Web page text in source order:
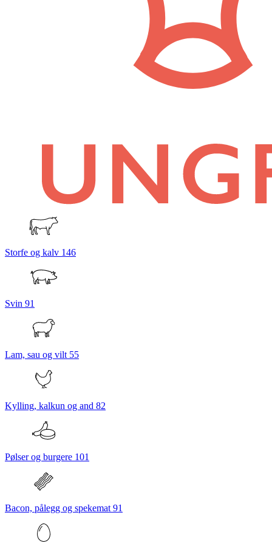
Storfe og kalv 146
Svin 91
Lam, sau og vilt 55
Kylling, kalkun og and 82
Pølser og burgere 101
Bacon, pålegg og spekemat 91